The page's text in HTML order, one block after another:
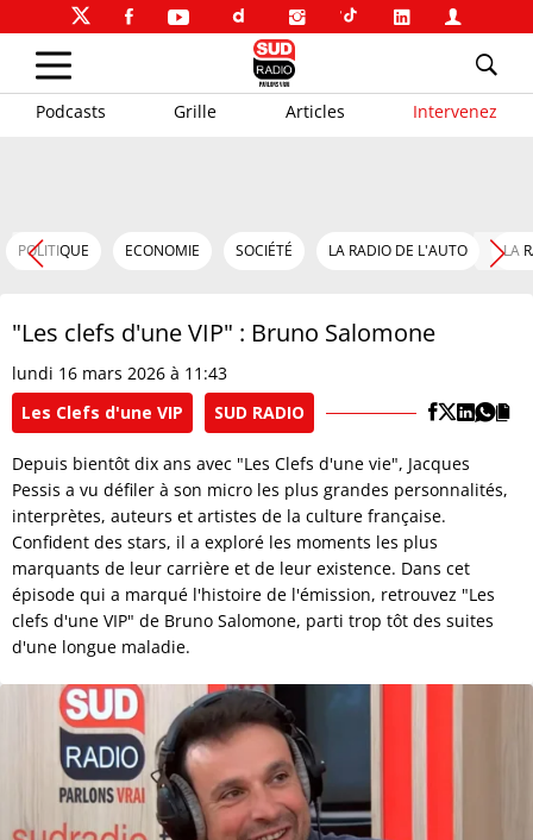
Podcasts Grille Articles Intervenez
POLITIQUE ECONOMIE SOCIÉTÉ LA RADIO DE L'AUTO LA
"Les clefs d'une VIP" : Bruno Salomone
lundi 16 mars 2026 à 11:43
Les Clefs d'une VIP
SUD RADIO
Depuis bientôt dix ans avec "Les Clefs d'une vie", Jacques
Pessis a vu défiler à son micro les plus grandes personnalités,
interprètes, auteurs et artistes de la culture française.
Confident des stars, il a exploré les moments les plus
marquants de leur carrière et de leur existence. Dans cet
épisode qui a marqué l'histoire de l'émission, retrouvez "Les
clefs d'une VIP" de Bruno Salomone, parti trop tôt des suites
d'une longue maladie.